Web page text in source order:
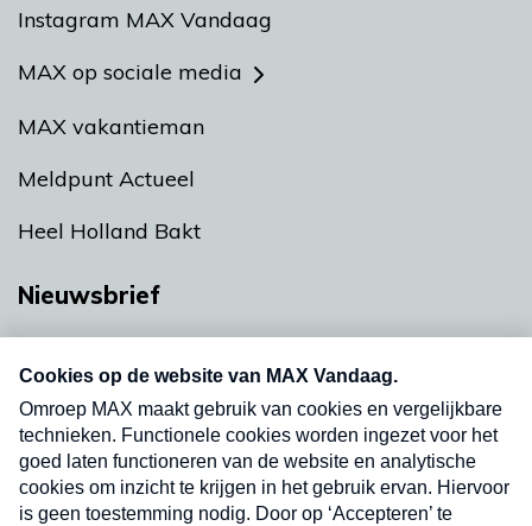
Instagram MAX Vandaag
MAX op sociale media
MAX vakantieman
Meldpunt Actueel
Heel Holland Bakt
Nieuwsbrief
nieuwsbrief. Elke vrijdag- en dinsdagochtend in
uw mailbox.
Verzend